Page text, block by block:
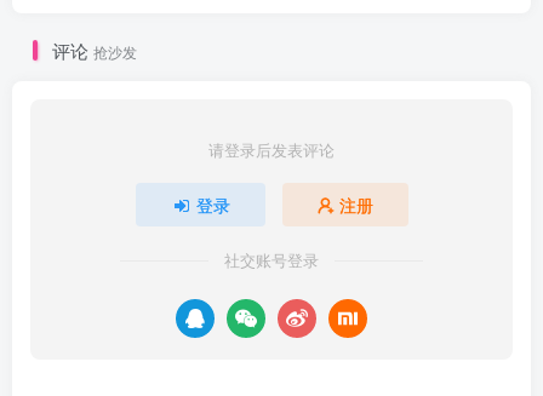
评论 抢沙发
请登录后发表评论
登录 注册
社交账号登录